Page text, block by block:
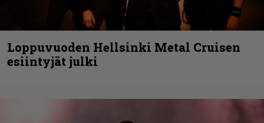
Loppuvuoden Hellsinki Metal Cruisen
esiintyjät julki